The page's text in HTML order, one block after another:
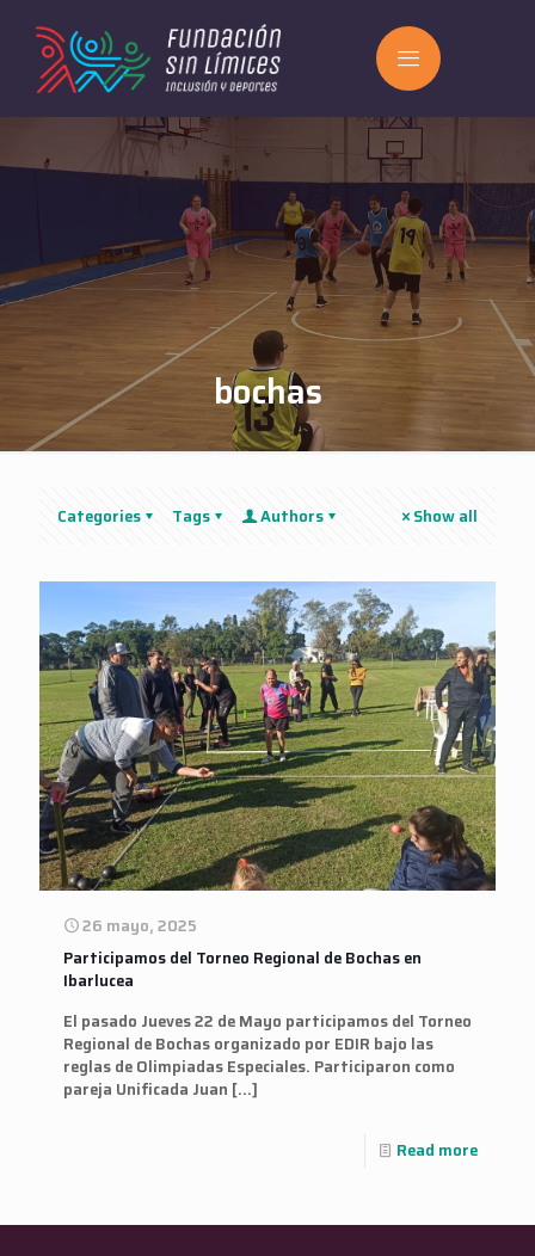
bochas
Categories Tags Authors Show all
26 mayo, 2025
Participamos del Torneo Regional de Bochas en
Ibarlucea
El pasado Jueves 22 de Mayo participamos del Torneo
Regional de Bochas organizado por EDIR bajo las
reglas de Olimpiadas Especiales. Participaron como
pareja Unificada Juan […]
Read more